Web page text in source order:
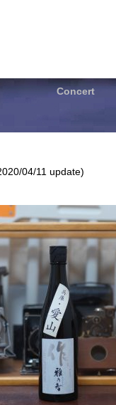
Concert
04/11 update)